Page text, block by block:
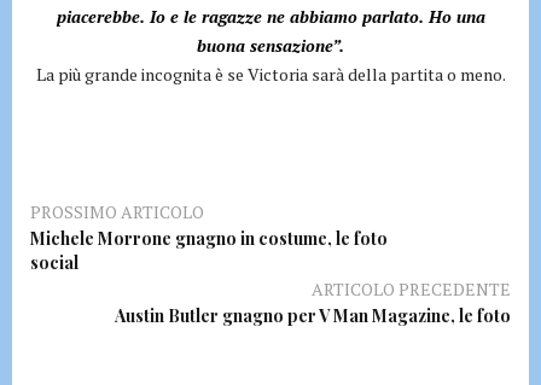
piacerebbe. Io e le ragazze ne abbiamo parlato. Ho una
buona sensazione”.
La più grande incognita è se Victoria sarà della partita o meno.
PROSSIMO ARTICOLO
Michele Morrone gnagno in costume, le foto
social
ARTICOLO PRECEDENTE
Austin Butler gnagno per V Man Magazine, le foto